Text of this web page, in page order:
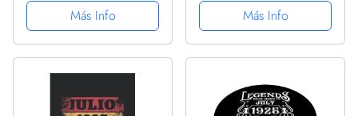
PopGrip Intercambiable
Más Info
Mejores: Regalos de
Cumpleaños, Nacidos
en los años 1925
Cuaderno ...
Cuaderno...
Más Info